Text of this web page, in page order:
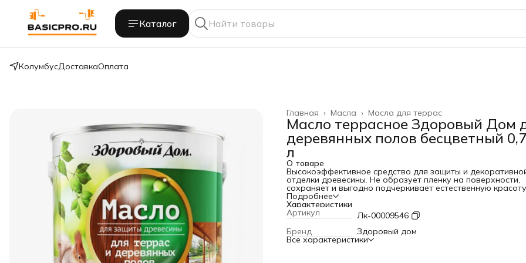
Каталог
КолумбусДоставкаОплата
Масла для террас
Масла ›
Главная ›
Масло террасное Здоровый Дом
деревянных полов бесцветный
л
О товаре
Высокоэффективное средство для защиты и
отделки древесины. Не образует пленку на поверхности,
сохраняет и выгодно подчеркивает естественную красоту
древесины. Защищает от влаги, ультрафиолетовых лучей и
других атмосферных воздействий. Препятствует гниению,
образованию плесени и древесной синевы. Внутри
позволяет тонировать деревянные полы, обеспечивает
защиту от воды, грязи и грибков, допускает влажную
Легко реставрируется – только поврежденные участки.
Подробнее
Характеристики
Артикул
Лк-00009546
Бренд
Здоровый дом
Все характеристики